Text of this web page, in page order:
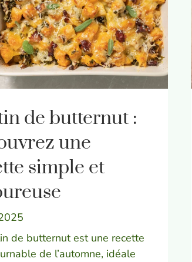
de butternut :
une
simple et
de butternut est une recette
de l’automne, idéale